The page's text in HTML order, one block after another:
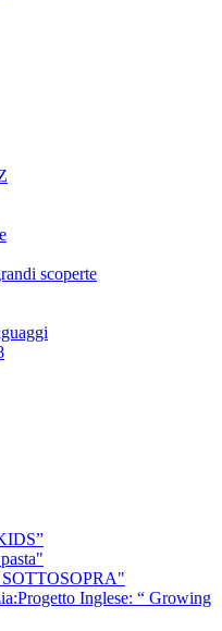
scoperte
Inglese: “ Growing